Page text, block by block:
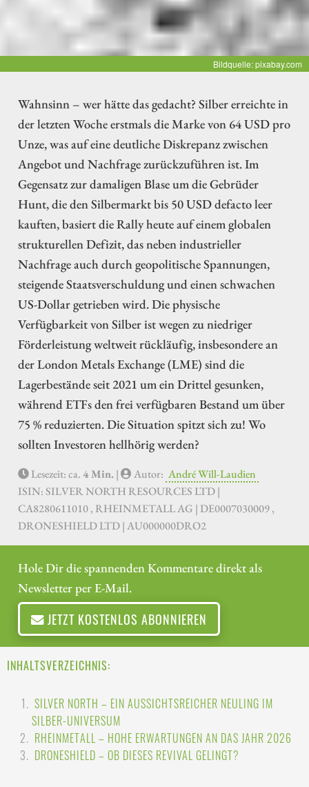
Bildquelle: pixabay.com
Wahnsinn – wer hätte das gedacht? Silber erreichte in
der letzten Woche erstmals die Marke von 64 USD pro
Unze, was auf eine deutliche Diskrepanz zwischen
Angebot und Nachfrage zurückzuführen ist. Im
Gegensatz zur damaligen Blase um die Gebrüder
Hunt, die den Silbermarkt bis 50 USD defacto leer
kauften, basiert die Rally heute auf einem globalen
strukturellen Defizit, das neben industrieller
Nachfrage auch durch geopolitische Spannungen,
steigende Staatsverschuldung und einen schwachen
US-Dollar getrieben wird. Die physische
Verfügbarkeit von Silber ist wegen zu niedriger
Förderleistung weltweit rückläufig, insbesondere an
der London Metals Exchange (LME) sind die
Lagerbestände seit 2021 um ein Drittel gesunken,
während ETFs den frei verfügbaren Bestand um über
75 % reduzierten. Die Situation spitzt sich zu! Wo
sollten Investoren hellhörig werden?
Lesezeit: ca.4 Min. | Autor: André Will-Laudien
ISIN: SILVER NORTH RESOURCES LTD |
CA8280611010 , RHEINMETALL AG | DE0007030009 ,
DRONESHIELD LTD | AU000000DRO2
Hole Dir die spannenden Kommentare direkt als
Newsletter per E-Mail.
JETZT KOSTENLOS ABONNIEREN
INHALTSVERZEICHNIS:
SILVER NORTH – EIN AUSSICHTSREICHER NEULING IM
SILBER-UNIVERSUM
RHEINMETALL – HOHE ERWARTUNGEN AN DAS JAHR 2026
DRONESHIELD – OB DIESES REVIVAL GELINGT?